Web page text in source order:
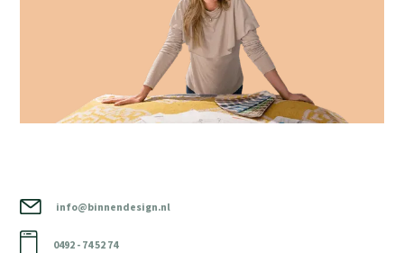
info@binnendesign.nl
0492 - 74 52 74